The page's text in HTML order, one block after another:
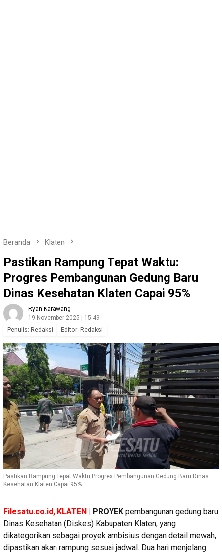
Beranda Klaten
Pastikan Rampung Tepat Waktu:
Progres Pembangunan Gedung Baru
Dinas Kesehatan Klaten Capai 95%
Ryan Karawang
19 November 2025 | 15:49
Penulis: Redaksi Editor: Redaksi
Pastikan Rampung Tepat Waktu Progres Pembangunan Gedung Baru Dinas
Kesehatan Klaten Capai 95%
Filesatu.co.id, KLATEN | PROYEK pembangunan gedung baru
Dinas Kesehatan (Diskes) Kabupaten Klaten, yang
dikategorikan sebagai proyek ambisius dengan detail mewah,
dipastikan akan rampung sesuai jadwal. Dua hari menjelang